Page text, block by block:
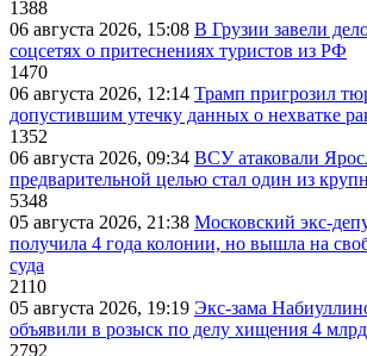
1388
06 августа 2026, 15:08 В Грузии завели
соцсетях о притеснениях туристов из РФ
1470
06 августа 2026, 12:14 Трамп пригрозил
допустившим утечку данных о нехватке
1352
06 августа 2026, 09:34 ВСУ атаковали
предварительной целью стал один из
5348
05 августа 2026, 21:38 Московский экс-
получила 4 года колонии, но вышла на
суда
2110
05 августа 2026, 19:19 Экс-зама
объявили в розыск по делу хищения 4
2792